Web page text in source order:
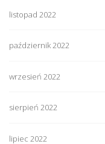
listopad 2022
październik 2022
wrzesień 2022
sierpień 2022
lipiec 2022